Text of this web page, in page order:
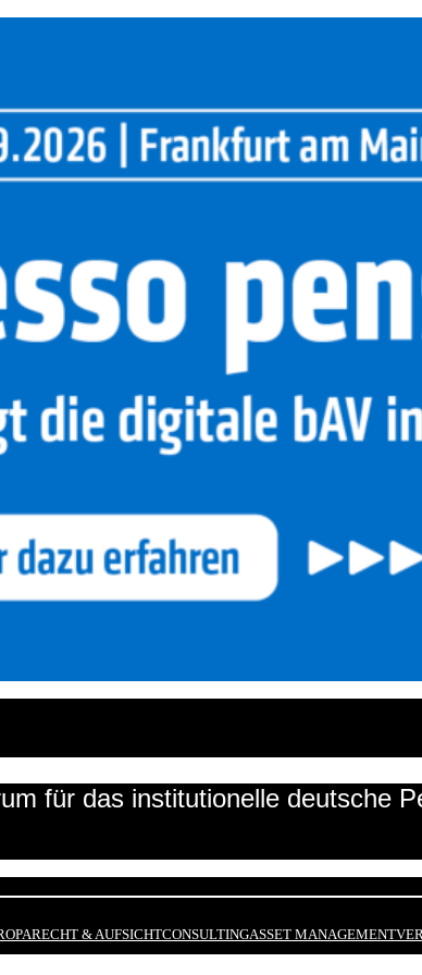
für das institutionelle deutsche
RECHT & AUFSICHTCONSULTINGASSET MANAGEMENT